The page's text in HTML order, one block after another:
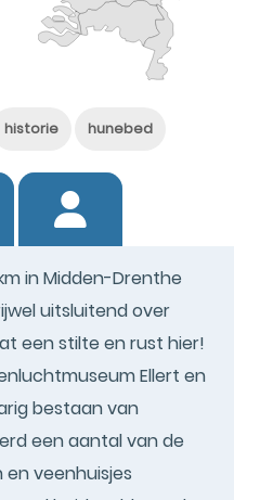
historie hunebed
in Midden-Drenthe
uitsluitend over
een stilte en rust hier!
Ellert en
bestaan van
een aantal van de
veenhuisjes